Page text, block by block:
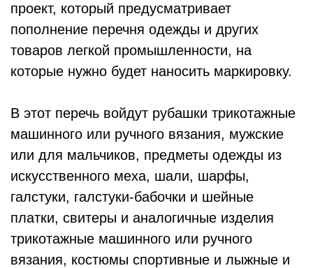
проект, который предусматривает
пополнение перечня одежды и других
товаров легкой промышленности, на
которые нужно будет наносить маркировку.
В этот перечь войдут рубашки трикотажные
машинного или ручного вязания, мужские
или для мальчиков, предметы одежды из
искусственного меха, шали, шарфы,
галстуки, галстуки-бабочки и шейные
платки, свитеры и аналогичные изделия
трикотажные машинного или ручного
вязания, костюмы спортивные и лыжные и